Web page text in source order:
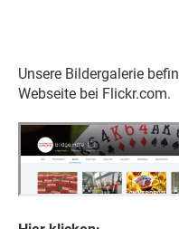
Unsere Bildergalerie
Webseite bei Flickr.com.